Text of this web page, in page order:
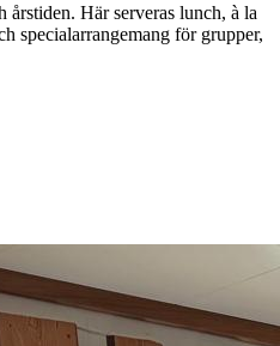
årstiden. Här serveras lunch, à la
specialarrangemang för grupper,